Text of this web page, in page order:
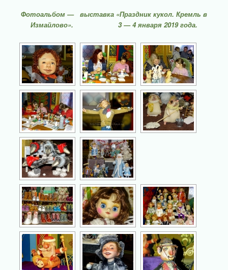
Фотоальбом — выставка «Праздник кукол. Кремль в
Измайлово». 3 — 4 января 2019 года.